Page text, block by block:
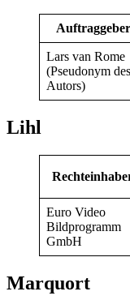
Auftraggeber
Lars van Rome
(Pseudonym des
Autors)
Lihl
Euro Video
Bildprogramm
GmbH
Marquort